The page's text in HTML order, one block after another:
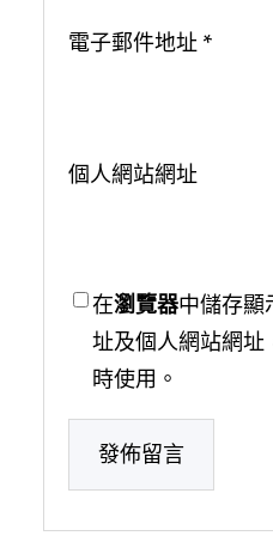
電子郵件地址 *
個人網站網址
在瀏覽器中儲存顯
址及個人網站網
時使用。